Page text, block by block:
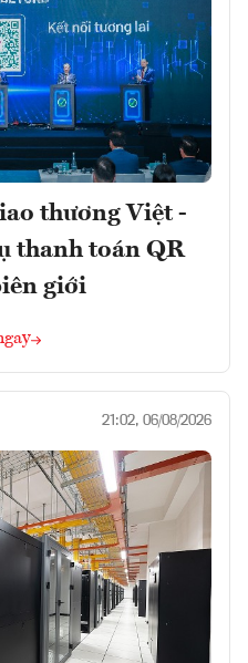
thương Việt -
thanh toán QR
giới
21:02, 06/08/2026